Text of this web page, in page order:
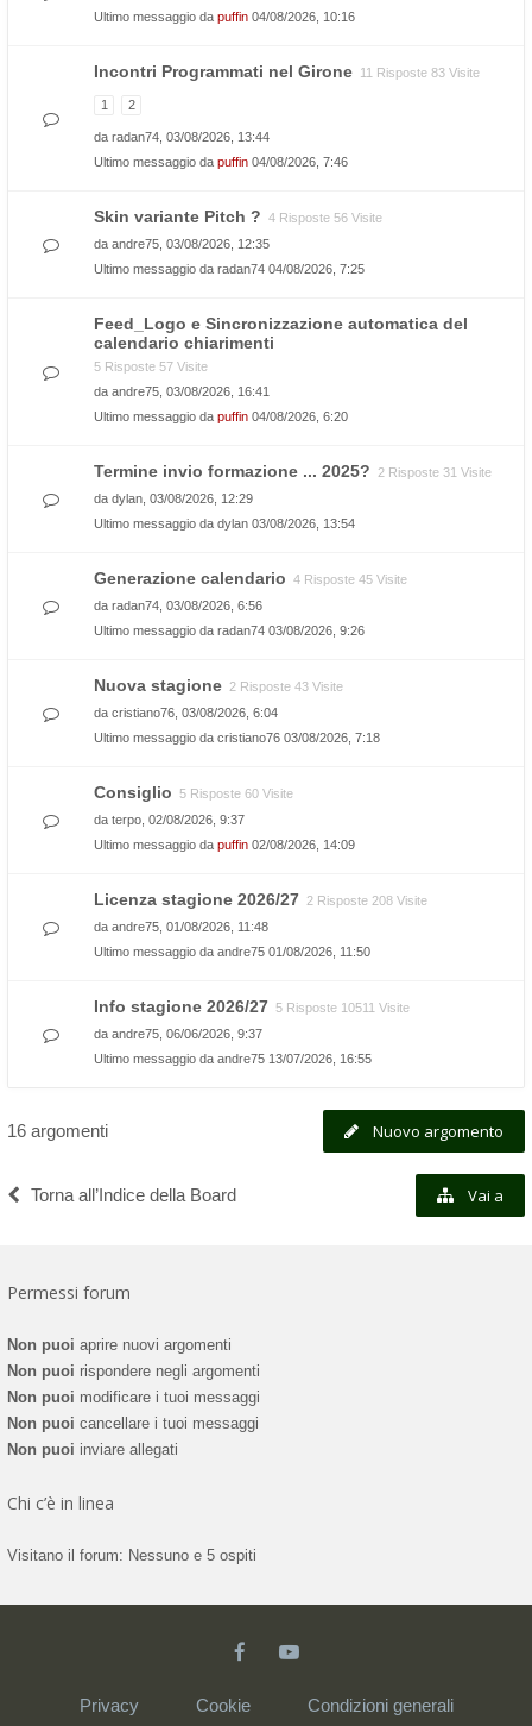
Ultimo messaggio da puffin 04/08/2026, 10:16
Incontri Programmati nel Girone 11 Risposte 83 Visite
1 2
da radan74 , 03/08/2026, 13:44
Ultimo messaggio da puffin 04/08/2026, 7:46
Skin variante Pitch ? 4 Risposte 56 Visite
da andre75 , 03/08/2026, 12:35
Ultimo messaggio da radan74 04/08/2026, 7:25
Feed_Logo e Sincronizzazione automatica del
calendario chiarimenti
5 Risposte 57 Visite
da andre75 , 03/08/2026, 16:41
Ultimo messaggio da puffin 04/08/2026, 6:20
Termine invio formazione ... 2025?
2 Risposte 31 Visite
da dylan , 03/08/2026, 12:29
Ultimo messaggio da dylan 03/08/2026, 13:54
Generazione calendario 4 Risposte 45 Visite
da radan74 , 03/08/2026, 6:56
Ultimo messaggio da radan74 03/08/2026, 9:26
Nuova stagione 2 Risposte 43 Visite
da cristiano76 , 03/08/2026, 6:04
Ultimo messaggio da cristiano76 03/08/2026, 7:18
Consiglio 5 Risposte 60 Visite
da terpo , 02/08/2026, 9:37
Ultimo messaggio da puffin 02/08/2026, 14:09
Licenza stagione 2026/27 2 Risposte 208 Visite
da andre75 , 01/08/2026, 11:48
Ultimo messaggio da andre75 01/08/2026, 11:50
Info stagione 2026/27 5 Risposte 10511 Visite
da andre75 , 06/06/2026, 9:37
Ultimo messaggio da andre75 13/07/2026, 16:55
Nuovo argomento
16 argomenti
Torna all’Indice della Board Vai a
Permessi forum
Non puoi aprire nuovi argomenti
Non puoi rispondere negli argomenti
Non puoi modificare i tuoi messaggi
Non puoi cancellare i tuoi messaggi
Non puoi inviare allegati
Chi c’è in linea
Visitano il forum: Nessuno e 5 ospiti
Privacy Cookie Condizioni generali